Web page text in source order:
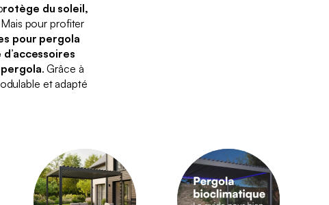
rotège du soleil,
pour profiter
pour pergola
. Grâce à
et adapté